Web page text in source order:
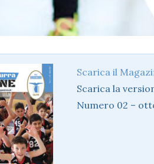
Scarica il
Scarica la
Numero 02 –